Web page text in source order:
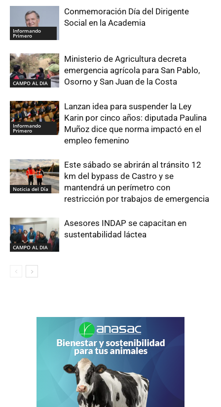
Informando
Primero
Conmemoración Día del Dirigente
Social en la Academia
CAMPO AL DIA
Ministerio de Agricultura decreta
emergencia agrícola para San Pablo,
Osorno y San Juan de la Costa
Informando
Primero
Lanzan idea para suspender la Ley
Karin por cinco años: diputada Paulina
Muñoz dice que norma impactó en el
empleo femenino
Noticia del Día
Este sábado se abrirán al tránsito 12
km del bypass de Castro y se
mantendrá un perímetro con
restricción por trabajos de emergencia
CAMPO AL DIA
Asesores INDAP se capacitan en
sustentabilidad láctea